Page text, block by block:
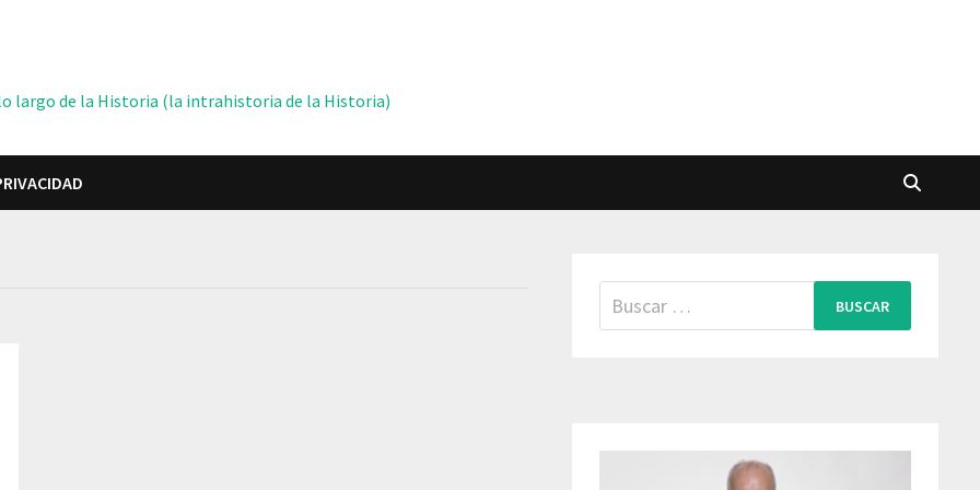
lo largo de la Historia (la intrahistoria de la Historia)
Buscar: